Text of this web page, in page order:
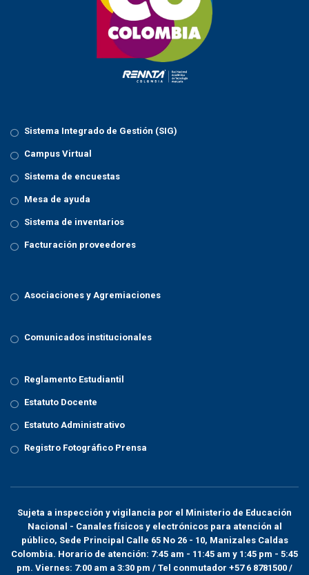
Sistema Integrado de Gestión (SIG)
Campus Virtual
Sistema de encuestas
Mesa de ayuda
Sistema de inventarios
Facturación proveedores
Asociaciones y Agremiaciones
Comunicados institucionales
Reglamento Estudiantil
Estatuto Docente
Estatuto Administrativo
Registro Fotográfico Prensa
Sujeta a inspección y vigilancia por el Ministerio de Educación
Nacional - Canales físicos y electrónicos para atención al
público, Sede Principal Calle 65 No 26 - 10, Manizales Caldas
Colombia. Horario de atención: 7:45 am - 11:45 am y 1:45 pm - 5:45
pm. Viernes: 7:00 am a 3:30 pm / Tel conmutador +57 6 8781500 /